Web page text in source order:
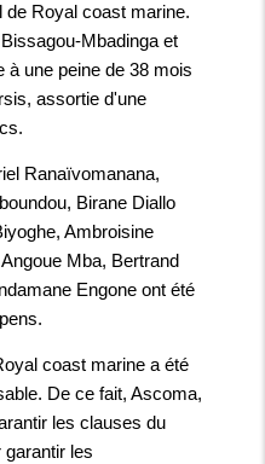
de Royal coast marine.
Mbadinga et
à une peine de 38 mois
assortie d'une
Ranaïvomanana,
Birane Diallo
Ambroisine
Mba, Bertrand
Engone ont été
coast marine a été
De ce fait, Ascoma,
les clauses du
les